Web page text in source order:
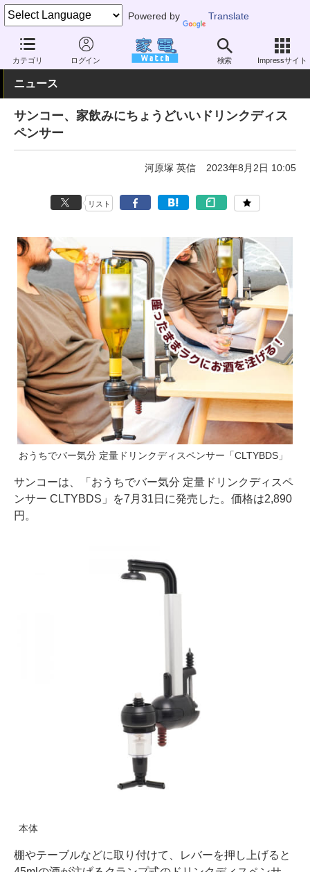
Powered by Translate
カテゴリ ログイン 検索 Impressサイト
家電 Watch その他・家電 雑貨 キッチン雑貨
ニュース
サンコー、家飲みにちょうどいいドリンクディス
ペンサー
河原塚 英信 2023年8月2日 10:05
リスト
おうちでバー気分 定量ドリンクディスペンサー「CLTYBDS」
サンコーは、「おうちでバー気分 定量ドリンクディスペ
ンサー CLTYBDS」を7月31日に発売した。価格は2,890
円。
本体
棚やテーブルなどに取り付けて、レバーを押し上げると